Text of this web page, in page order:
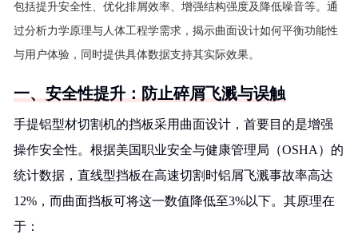
包括提升安全性、优化排屑效率、增强结构强度及降低噪音等。通
过分析力学原理与人体工程学需求，揭示曲面设计如何平衡功能性
与用户体验，同时提供具体数据支持其实际效果。
一、安全性提升：防止碎屑飞溅与误触
手提铝型材切割机的挡板采用曲面设计，首要目的是增强
操作安全性。根据美国职业安全与健康管理局（OSHA）的
统计数据，直线型挡板在高速切割时铝屑飞溅事故率高达
12%，而曲面挡板可将这一数值降低至3%以下。其原理在
于：